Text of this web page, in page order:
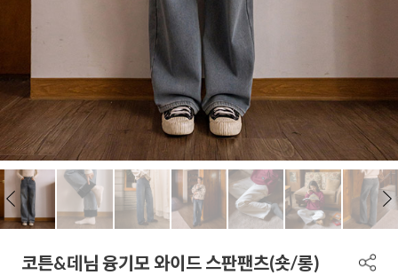
코튼&데님 융기모 와이드 스판팬츠(숏/롱)